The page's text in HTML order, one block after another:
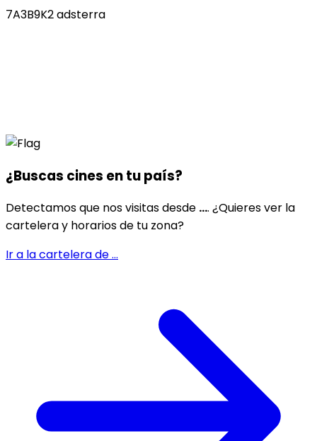
7A3B9K2 adsterra
¿Buscas cines entu país?
Detectamos que nos visitas desde .... ¿Quieres ver la
cartelera y horarios de tu zona?
Ir a la cartelera de...